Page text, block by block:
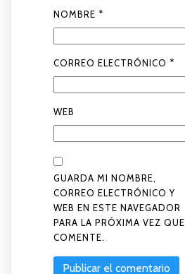
NOMBRE *
CORREO ELECTRÓNICO *
WEB
GUARDA MI NOMBRE,
CORREO ELECTRÓNICO Y
WEB EN ESTE NAVEGADOR
PARA LA PRÓXIMA VEZ QUE
COMENTE.